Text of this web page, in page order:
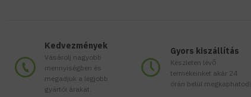
Kedvezmények
Vásárolj nagyobb
mennyiségben és
megadjuk a legjobb
gyártói árakat.
Gyors kiszállítás
Készleten lévő
termékeinket akár 24
órán belül megkaphatod!